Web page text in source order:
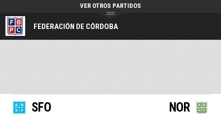
FEDERACIÓN DE CÓRDOBA
VER OTROS PARTIDOS
SFO NOR